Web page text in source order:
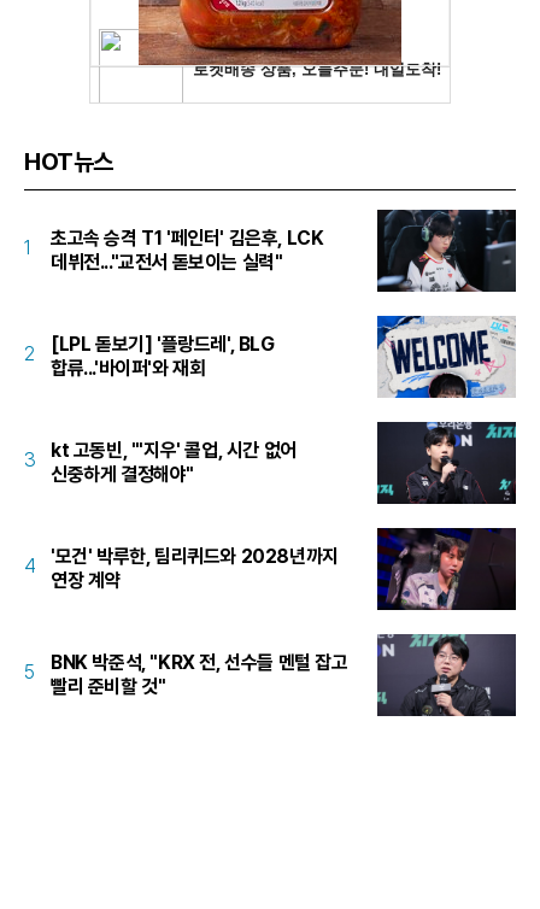
HOT뉴스
1
초고속 승격 T1 '페인터' 김은후, LCK
데뷔전..."교전서 돋보이는 실력"
2
[LPL 돋보기] '플랑드레', BLG
합류...'바이퍼'와 재회
3
kt 고동빈, "'지우' 콜업, 시간 없어
신중하게 결정해야"
4
'모건' 박루한, 팀리퀴드와 2028년까지
연장 계약
5
BNK 박준석, "KRX 전, 선수들 멘털 잡고
빨리 준비할 것"